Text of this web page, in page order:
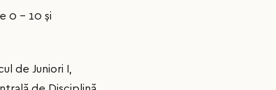
0 – 10 şi
de Juniori I,